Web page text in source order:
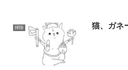
掃除 猫、ガネ